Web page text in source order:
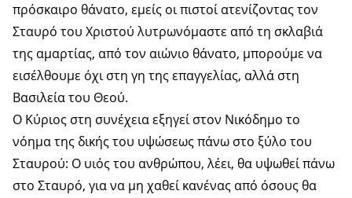
πρόσκαιρο θάνατο, εμείς οι πιστοί ατενίζοντας τον
Σταυρό του Χριστού λυτρωνόμαστε από τη σκλαβιά
της αμαρτίας, από τον αιώνιο θάνατο, μπορούμε να
εισέλθουμε όχι στη γη της επαγγελίας, αλλά στη
Βασιλεία του Θεού.
Ο Κύριος στη συνέχεια εξηγεί στον Νικόδημο το
νόημα της δικής του υψώσεως πάνω στο ξύλο του
Σταυρού: Ο υιός του ανθρώπου, λέει, θα υψωθεί πάνω
στο Σταυρό, για να μη χαθεί κανένας από όσους θα